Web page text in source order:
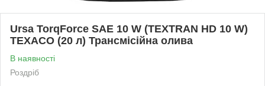
Ursa TorqForce SAE 10 W (TEXTRAN HD 10 W)
TEXACO (20 л) Трансмісійна олива
В наявності
Роздріб